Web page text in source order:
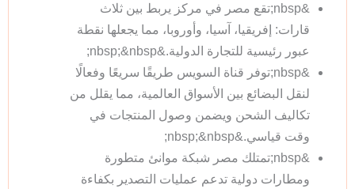
&nbsp;تقع مصر في مركز يربط بين ثلاث
قارات: إفريقيا، آسيا، وأوروبا، مما يجعلها نقطة
عبور رئيسية للتجارة الدولية.&nbsp;&nbsp;
&nbsp;توفر قناة السويس طريقًا سريعًا وفعالًا
لنقل البضائع بين الأسواق العالمية، مما يقلل من
تكاليف الشحن ويضمن وصول المنتجات في
وقت قياسي.&nbsp;&nbsp;
&nbsp;تمتلك مصر شبكة موانئ متطورة
ومطارات دولية تدعم عمليات التصدير بكفاءة